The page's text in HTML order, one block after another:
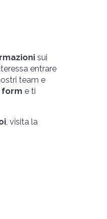
sui
entrare
team e
form e ti
, visita la